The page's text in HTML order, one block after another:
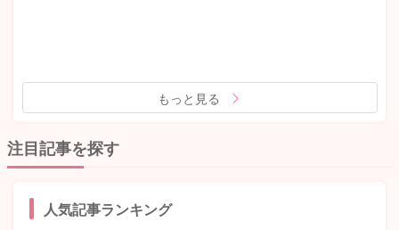
もっと見る
注目記事を探す
人気記事ランキング